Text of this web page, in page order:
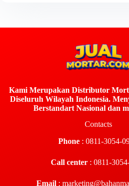
Kami Merupakan Distributor
Diseluruh Wilayah Indonesia.
Berstandart Nasional dan
Contacts
Phone : 0811-3054-
Call center : 0811-
Email: